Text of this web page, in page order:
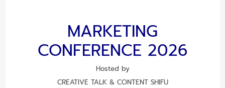
MARKETING
CONFERENCE 2026
Hosted by
CREATIVE TALK & CONTENT SHIFU